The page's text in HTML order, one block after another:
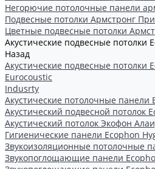
Негорючие потолочные панели
Подвесные потолки Армстронг
Цветные подвесные потолки
Акустические подвесные потолки
Назад
Акустические подвесные потолки
Eurocoustic
Indusrty
Акустические потолочные панели
Акустический подвесной потолок
Акустический потолок Экофон
Гигиенические панели Ecophon
Звукоизоляционные потолочные
Звукопоглощающие панели